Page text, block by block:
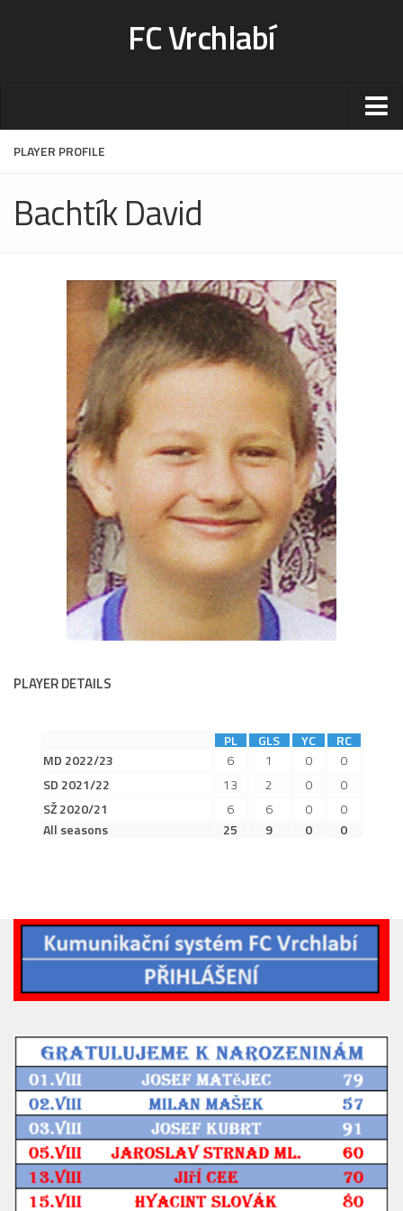
FC Vrchlabí
Stadion
Kontakt-rezervace
Kontakt
Vedení
Historie
Dokumenty
Aktuality
Zápasy MA 2026/27
Hráči
Realizační tým
Historie
Zápasy 2025/26
2021/22
2020/21
2019/20
2015/16
2016/17
Vzkazy
Zápasy MB 2026/27
Hráči
Realizační tým
Historie MB
Zápasy MB 2024/25
PLAYER PROFILE
Bachtík David
PLAYER DETAILS
PL GLS YC
RC
MD 2022/23
6 1 0
0
SD 2021/22
13 2 0
0
SŽ 2020/21
6 6 0
0
All seasons
25 9 0 0